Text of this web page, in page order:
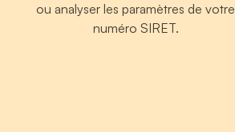
ou analyser les paramètres de votre
numéro SIRET.